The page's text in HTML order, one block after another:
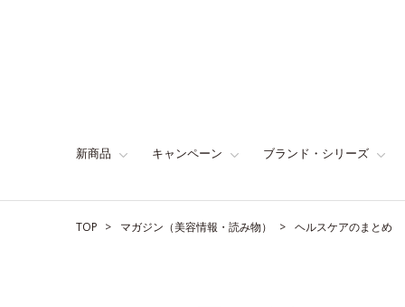
新商品 キャンペーン ブランド・シリーズ
TOP マガジン（美容情報・読み物） ヘルスケアのまとめ